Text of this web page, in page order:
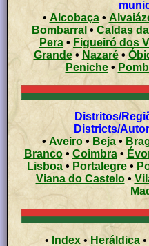
• Alcobaça•
Bombarral • Caldas
Pera • Figueiró dos
Grande• Nazaré•
Peniche•
Distritos/
Districts/
•Aveiro• Beja•
Branco• Coimbra•
Lisboa • Portalegre •
Viana do Castelo•
• Index • Heráldica •